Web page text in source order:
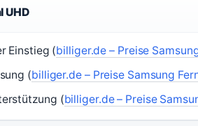
UHD
Einstieg (billiger.de – Preise
(billiger.de – Preise Samsung
(billiger.de – Preise